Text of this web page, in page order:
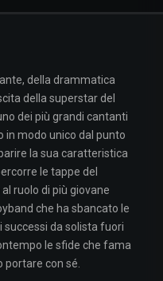
della drammatica
della superstar del
dei più grandi cantanti
in modo unico dal punto
la sua caratteristica
le tappe del
ruolo di più giovane
che ha sbancato le
successi da solista fuori
le sfide che fama
portare con sé.